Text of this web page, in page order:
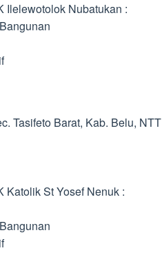
Ilelewotolok Nubatukan :
Tasifeto Barat, Kab. Belu, NTT
Katolik St Yosef Nenuk :